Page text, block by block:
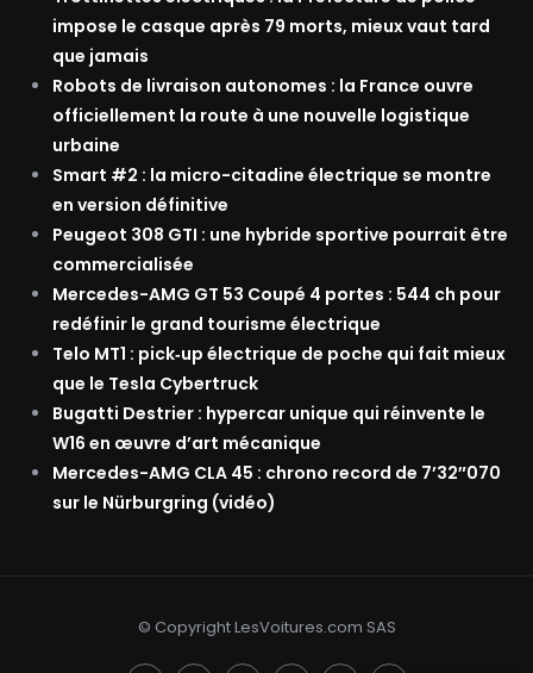
impose le casque après 79 morts, mieux vaut tard
que jamais
Robots de livraison autonomes : la France ouvre
officiellement la route à une nouvelle logistique
urbaine
Smart #2 : la micro-citadine électrique se montre
en version définitive
Peugeot 308 GTI : une hybride sportive pourrait être
commercialisée
Mercedes-AMG GT 53 Coupé 4 portes : 544 ch pour
redéfinir le grand tourisme électrique
Telo MT1 : pick‑up électrique de poche qui fait mieux
que le Tesla Cybertruck
Bugatti Destrier : hypercar unique qui réinvente le
W16 en œuvre d’art mécanique
Mercedes-AMG CLA 45 : chrono record de 7’32″070
sur le Nürburgring (vidéo)
© Copyright LesVoitures.com SAS